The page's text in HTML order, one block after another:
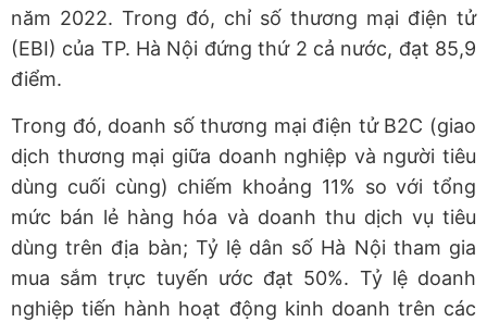
năm 2022. Trong đó, chỉ số thương mại điện tử
(EBI) của TP. Hà Nội đứng thứ 2 cả nước, đạt 85,9
điểm.
Trong đó, doanh số thương mại điện tử B2C (giao
dịch thương mại giữa doanh nghiệp và người tiêu
dùng cuối cùng) chiếm khoảng 11% so với tổng
mức bán lẻ hàng hóa và doanh thu dịch vụ tiêu
dùng trên địa bàn; Tỷ lệ dân số Hà Nội tham gia
mua sắm trực tuyến ước đạt 50%. Tỷ lệ doanh
nghiệp tiến hành hoạt động kinh doanh trên các